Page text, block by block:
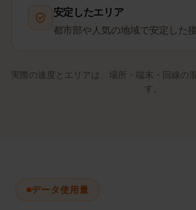
安定したエリア
都市部や人気の地域で安定した接
実際の速度とエリアは、場所・端末・回線の
す。
データ使用量